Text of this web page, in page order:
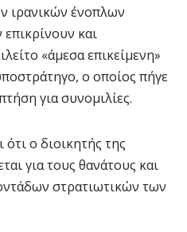
ιρανικών ένοπλων
και
«άμεσα επικείμενη»
ο οποίος πήγε
για συνομιλίες.
ότι ο διοικητής της
για τους θανάτους και
στρατιωτικών των